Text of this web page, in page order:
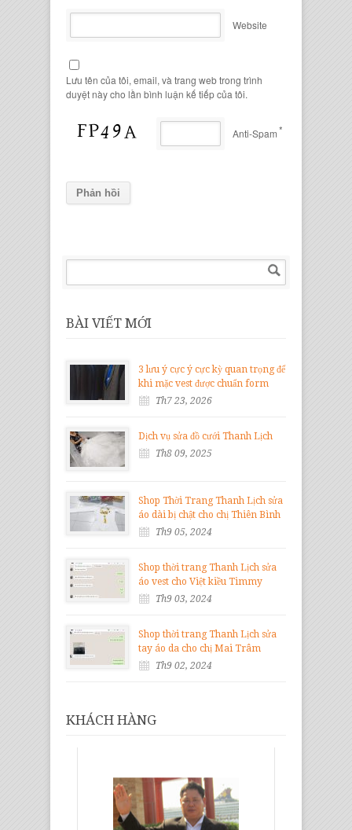
Website
Lưu tên của tôi, email, và trang web trong trình
duyệt này cho lần bình luận kế tiếp của tôi.
Anti-Spam*
BÀI VIẾT MỚI
3 lưu ý cực ý cực kỳ quan trọng để
khi mặc vest được chuẩn form
Th7 23, 2026
Dịch vụ sửa đồ cưới Thanh Lịch
Th8 09, 2025
Shop Thời Trang Thanh Lịch sửa
áo dài bị chật cho chị Thiên Bình
Th9 05, 2024
Shop thời trang Thanh Lịch sửa
áo vest cho Việt kiều Timmy
Th9 03, 2024
Shop thời trang Thanh Lịch sửa
tay áo da cho chị Mai Trâm
Th9 02, 2024
KHÁCH HÀNG